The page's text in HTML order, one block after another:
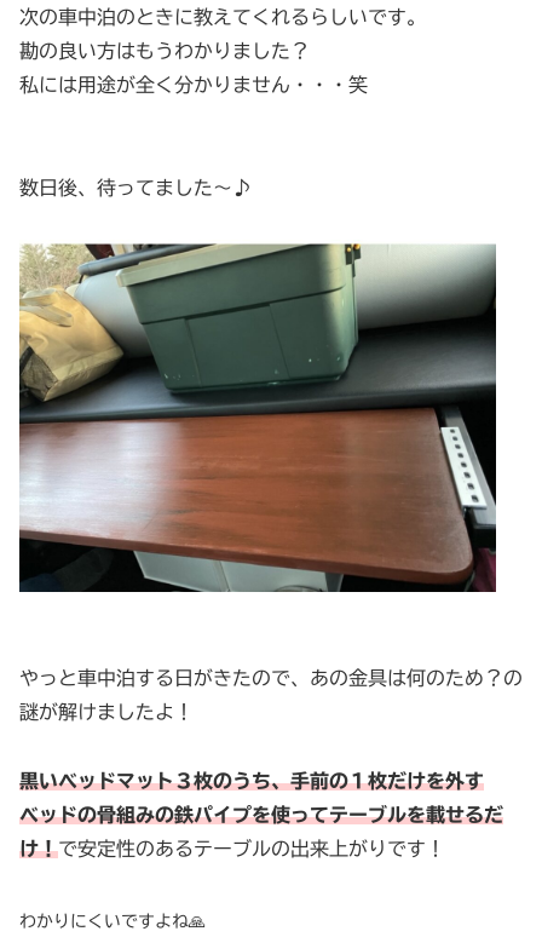
次の車中泊のときに教えてくれるらしいです。
勘の良い方はもうわかりました？
私には用途が全く分かりません・・・笑
数日後、待ってました〜♪
やっと車中泊する日がきたので、あの金具は何のため？の
謎が解けましたよ！
黒いベッドマット３枚のうち、手前の１枚だけを外す
ベッドの骨組みの鉄パイプを使ってテーブルを載せるだ
け！で安定性のあるテーブルの出来上がりです！
わかりにくいですよね🙏